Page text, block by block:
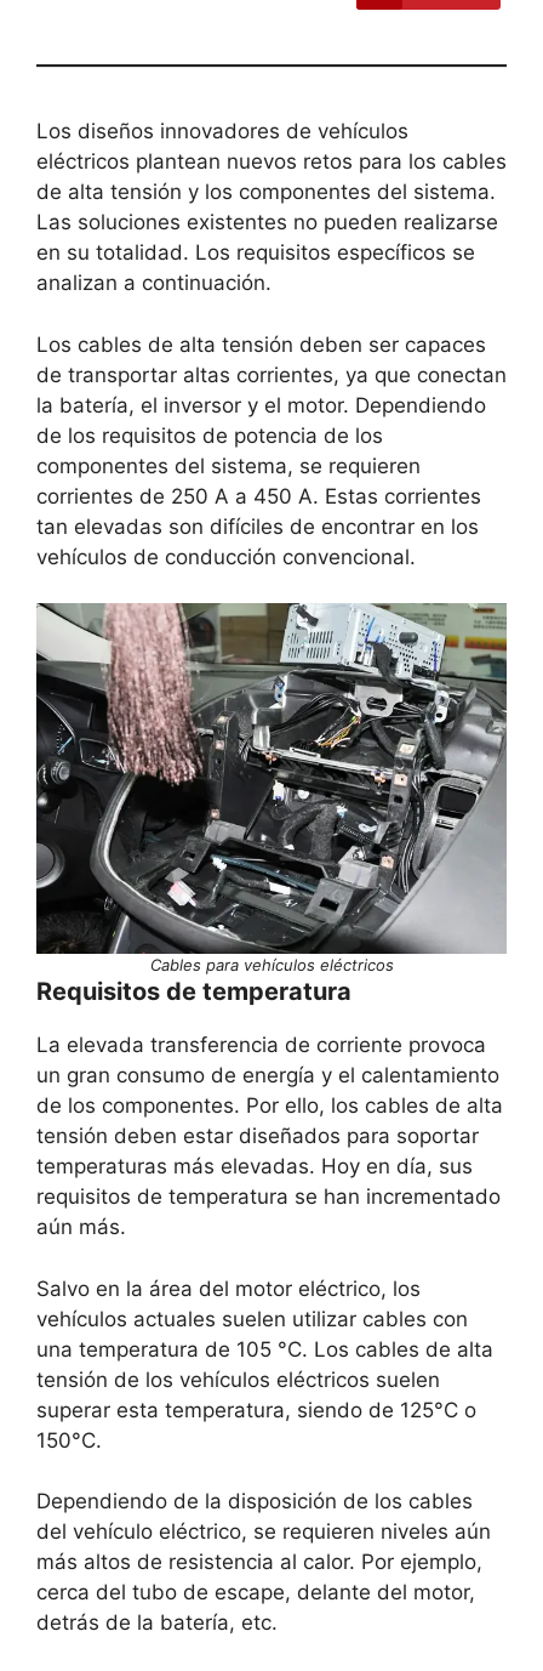
Los diseños innovadores de vehículos
eléctricos plantean nuevos retos para los cables
de alta tensión y los componentes del sistema.
Las soluciones existentes no pueden realizarse
en su totalidad. Los requisitos específicos se
analizan a continuación.
Los cables de alta tensión deben ser capaces
de transportar altas corrientes, ya que conectan
la batería, el inversor y el motor. Dependiendo
de los requisitos de potencia de los
componentes del sistema, se requieren
corrientes de 250 A a 450 A. Estas corrientes
tan elevadas son difíciles de encontrar en los
vehículos de conducción convencional.
Cables para vehículos eléctricos
Requisitos de temperatura
La elevada transferencia de corriente provoca
un gran consumo de energía y el calentamiento
de los componentes. Por ello, los cables de alta
tensión deben estar diseñados para soportar
temperaturas más elevadas. Hoy en día, sus
requisitos de temperatura se han incrementado
aún más.
Salvo en la área del motor eléctrico, los
vehículos actuales suelen utilizar cables con
una temperatura de 105 °C. Los cables de alta
tensión de los vehículos eléctricos suelen
superar esta temperatura, siendo de 125°C o
150°C.
Dependiendo de la disposición de los cables
del vehículo eléctrico, se requieren niveles aún
más altos de resistencia al calor. Por ejemplo,
cerca del tubo de escape, delante del motor,
detrás de la batería, etc.